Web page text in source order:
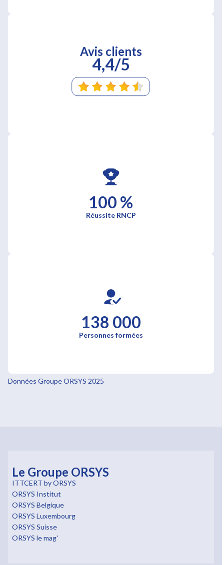
Avis clients
4,4/5
100 %
Réussite RNCP
138 000
Personnes formées
Données Groupe ORSYS 2025
Le Groupe ORSYS
ITTCERT by ORSYS
ORSYS Institut
ORSYS Belgique
ORSYS Luxembourg
ORSYS Suisse
ORSYS le mag'